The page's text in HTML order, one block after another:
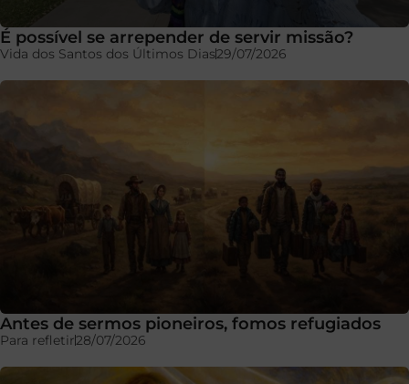
É possível se arrepender de servir missão?
Vida dos Santos dos Últimos Dias29/07/2026
Antes de sermos pioneiros, fomos refugiados
Para refletir28/07/2026